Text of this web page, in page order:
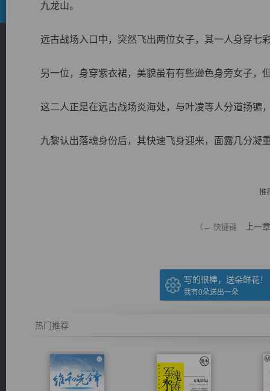
九龙山。
远古战场入口中，突然飞出两位女子，其一人身穿七
另一位，身穿紫衣裙，美貌虽有有些逊色身旁女子，
这二人正是在远古战场炎海处，与叶凌等人分道扬镳
九黎认出落魂身份后，其快速飞身迎来，面露几分凝
推
（← 快捷键 上一章
写的很棒，送朵鲜花！
我有0朵送出一朵
热门推荐